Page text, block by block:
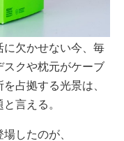
欠かせない今、毎
スクや枕元がケーブ
占拠する光景は、
言える。
したのが、